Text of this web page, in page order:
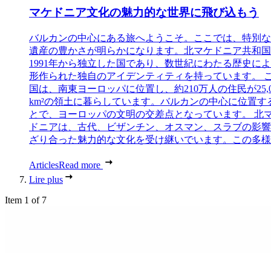
マケドニア文化の魅力的な世界に飛び込もう
バルカンの中心にある旅へようこそ。ここでは、特別
遺産の豊かさが明らかになります。北マケドニア共和
1991年から独立した国であり、数世紀にわたる歴史に
形作られた独自のアイデンティティを持っています。
国は、南東ヨーロッパに位置し、約210万人の住民が
km²の領土に暮らしています。バルカンの中心に位置す
とで、ヨーロッパの文明の交差点となっています。 北
ドニアは、古代、ビザンチン、オスマン、スラブの影
ざり合った魅力的な文化を受け継いでいます。この多
ArticlesRead more
Lire plus
Item 1 of 7